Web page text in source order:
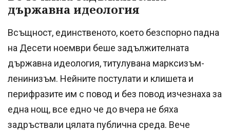
държавна идеология
Всъщност, единственото, което безспорно падна
на Десети ноември беше задължителната
държавна идеология, титулувана марксизъм-
ленинизъм. Нейните постулати и клишета и
перифразите им с повод и без повод изчезнаха за
една нощ, все едно че до вчера не бяха
задръствали цялата публична среда. Вече